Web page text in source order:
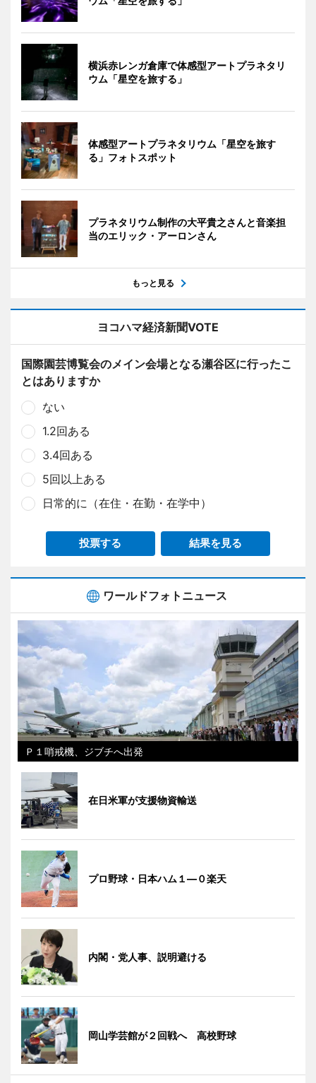
横浜赤レンガ倉庫で体感型アートプラネタリ
ウム「星空を旅する」
体感型アートプラネタリウム「星空を旅す
る」フォトスポット
プラネタリウム制作の大平貴之さんと音楽担
当のエリック・アーロンさん
もっと見る
ヨコハマ経済新聞VOTE
国際園芸博覧会のメイン会場となる瀬谷区に行ったこ
とはありますか
ない
1.2回ある
3.4回ある
5回以上ある
日常的に（在住・在勤・在学中）
投票する 結果を見る
ワールドフォトニュース
Ｐ１哨戒機、ジブチへ出発
在日米軍が支援物資輸送
プロ野球・日本ハム１―０楽天
内閣・党人事、説明避ける
岡山学芸館が２回戦へ 高校野球